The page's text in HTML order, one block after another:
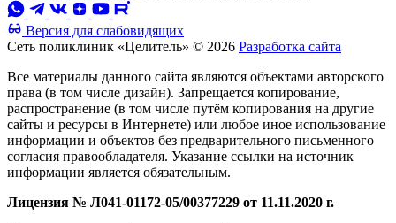
Версия для слабовидящих
Сеть поликлиник «Целитель» © 2026 Разработка сайта
Все материалы данного сайта являются объектами авторского
права (в том числе дизайн). Запрещается копирование,
распространение (в том числе путём копирования на другие
сайты и ресурсы в Интернете) или любое иное использование
информации и объектов без предварительного письменного
согласия правообладателя. Указание ссылки на источник
информации является обязательным.
Лицензия № Л041-01172-05/00377229 от 11.11.2020 г.